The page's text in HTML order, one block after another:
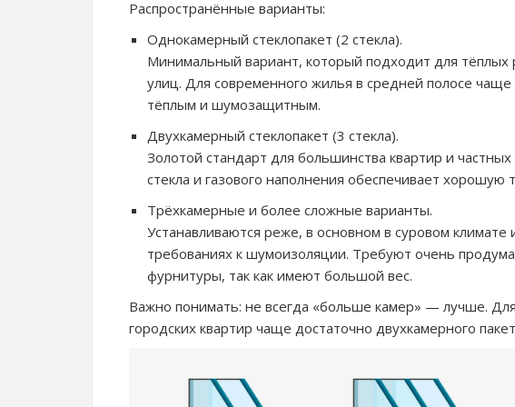
Распространённые варианты:
Однокамерный стеклопакет (2 стекла).
Минимальный вариант, который подходит для
улиц. Для современного жилья в средней полосе чаще
тёплым и шумозащитным.
Двухкамерный стеклопакет (3 стекла).
Золотой стандарт для большинства квартир и
стекла и газового наполнения обеспечивает хорошую
Трёхкамерные и более сложные варианты.
Устанавливаются реже, в основном в суровом
требованиях к шумоизоляции. Требуют очень
фурнитуры, так как имеют большой вес.
Важно понимать: не всегда «больше камер» — лучше.
городских квартир чаще достаточно двухкамерного